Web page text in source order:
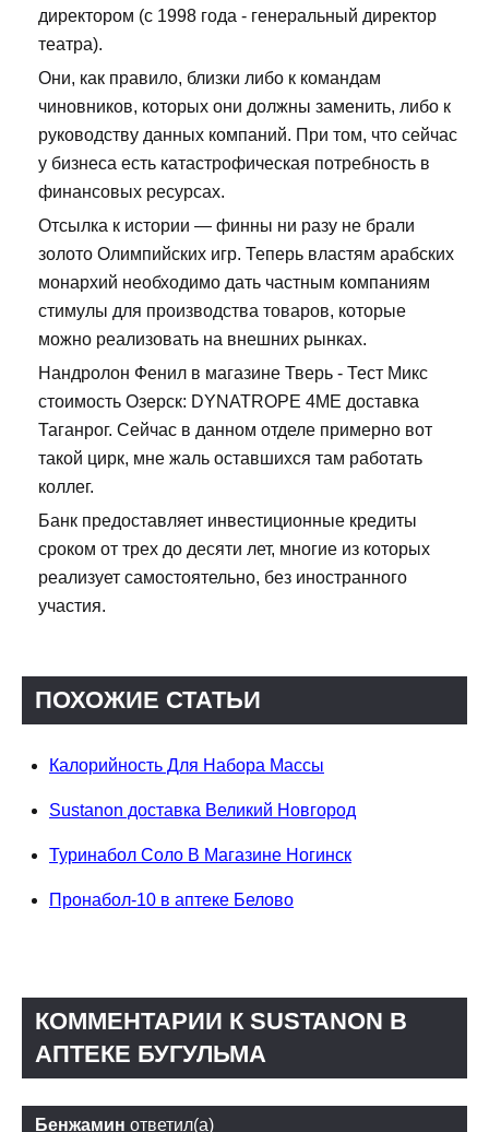
директором (с 1998 года - генеральный директор
театра).
Они, как правило, близки либо к командам
чиновников, которых они должны заменить, либо к
руководству данных компаний. При том, что сейчас
у бизнеса есть катастрофическая потребность в
финансовых ресурсах.
Отсылка к истории — финны ни разу не брали
золото Олимпийских игр. Теперь властям арабских
монархий необходимо дать частным компаниям
стимулы для производства товаров, которые
можно реализовать на внешних рынках.
Нандролон Фенил в магазине Тверь - Тест Микс
стоимость Озерск: DYNATROPE 4ME доставка
Таганрог. Сейчас в данном отделе примерно вот
такой цирк, мне жаль оставшихся там работать
коллег.
Банк предоставляет инвестиционные кредиты
сроком от трех до десяти лет, многие из которых
реализует самостоятельно, без иностранного
участия.
ПОХОЖИЕ СТАТЬИ
Калорийность Для Набора Массы
Sustanon доставка Великий Новгород
Туринабол Соло В Магазине Ногинск
Пронабол-10 в аптеке Белово
КОММЕНТАРИИ К SUSTANON В
АПТЕКЕ БУГУЛЬМА
Бенжамин ответил(а)